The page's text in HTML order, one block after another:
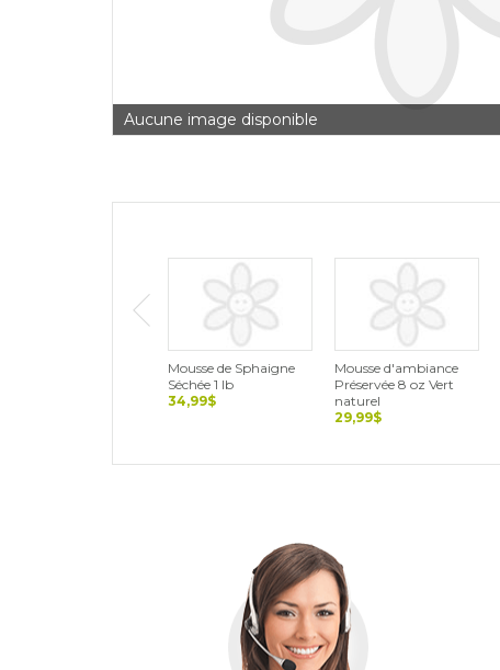
Aucune image disponible
Mousse de Sphaigne
Séchée 1 lb
34,99$
Mousse d'ambiance
Préservée 8 oz Vert
naturel
29,99$